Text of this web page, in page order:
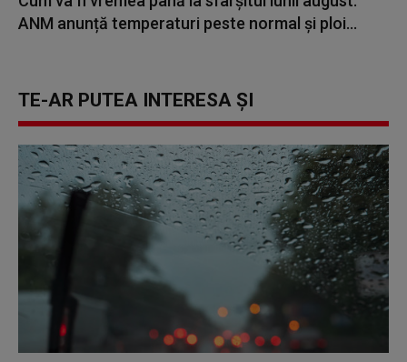
ANM anunță temperaturi peste normal și ploi...
TE-AR PUTEA INTERESA ȘI